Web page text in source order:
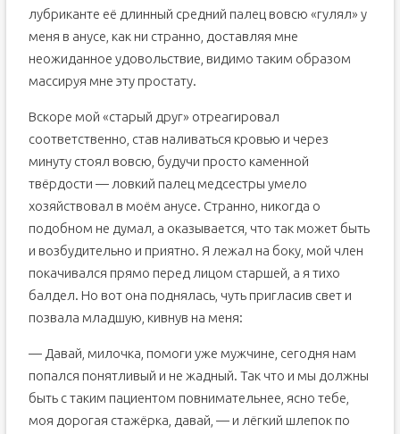
лубриканте её длинный средний палец вовсю «гулял» у
меня в анусе, как ни странно, доставляя мне
неожиданное удовольствие, видимо таким образом
массируя мне эту простату.
Вскоре мой «старый друг» отреагировал
соответственно, став наливаться кровью и через
минуту стоял вовсю, будучи просто каменной
твёрдости — ловкий палец медсестры умело
хозяйствовал в моём анусе. Странно, никогда о
подобном не думал, а оказывается, что так может быть
и возбудительно и приятно. Я лежал на боку, мой член
покачивался прямо перед лицом старшей, а я тихо
балдел. Но вот она поднялась, чуть пригласив свет и
позвала младшую, кивнув на меня:
— Давай, милочка, помоги уже мужчине, сегодня нам
попался понятливый и не жадный. Так что и мы должны
быть с таким пациентом повнимательнее, ясно тебе,
моя дорогая стажёрка, давай, — и лёгкий шлепок по